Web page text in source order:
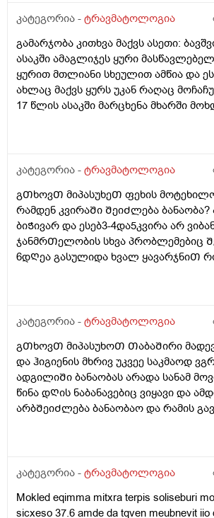
კატეგორია - ტრავმატოლოგია
გამარჯობა კითხვა მაქვს ასეთი:
ასაკში ამაგლიჯეს ყური
ყურით მთლიანი სხეულით ამწია და ეს
ახლაც მაქვს ყურს უკან რაღაც
17 წლის ასაკში მარცხენა მხარში
ზურგიც კისრის ქვედა მხარე ხშირად
მივმართო პირველ რიგში ვიცი რომ
ნერვს ათავისუფლებენ და ამ
გარდა დამჭირდება თუ არა ყურის
ნერვი მეორედ აღარ მომყვეს და
და თუ არის შანსი იმის მერე რაც
ხერხემალზე ან სადმე რამე
და იმის მერე ახლა მითუმეტეს სულ
ასევთქვათ შინაგანად მკვდარი ვარ
როგორ მოვიქცე რომ ეს ყველაფერი
რომ დავუბრუნდე ნორმალურ
მეძაბება ხოლმე და ეს ძარრვიც
მტკივა ხან თავიც ამტკივდება ხოლმე
ვგრძნობ თავის არეში და მარცხხენა
პირველ რიგში ნერვის ამბავის
ძვლებიც ცუდად განვითარებულიყო?
დამჭირდება ცხვირიც ჩამომეზარდა
საერთოდ აღარ მომწონს და რა
ყველაფერი დაახლოებით
კატეგორია - ტრავმატოლოგია
გᲗხოვᲗ მიპასუხეᲗ ფეხის
რამდენ კვირაᲨი ᲨეიᲫლება
ბიᲭივარ და ესებ3-4და5კვირა არ
ჯანმრᲗელობის სხვა პრობლემებიც
6დᲦეა გასულიდა ხვალ ყავარჯნიᲗ
კატეგორია - ტრავმატოლოგია
გᲗხოვᲗ მიპასუხოᲗ ᲗაბაᲨირი
და ჰიგიენის მხრივ უკვეე საკმაოდ
ადგილიᲨი ბანაობას არადა სანამ
წინა დᲦის ნაბანავებიც ვიყავი და
არბᲨეიᲫლება ბანაობაო და რამის
ამდენი ხანი როარ ვიბანავებ არ
კატეგორია - ტრავმატოლოგია
Mokled eqimma mitxra terpis soliseburi
sicxeso 37.6 amde da tqven meubnevit iio